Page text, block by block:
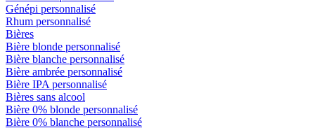
Génépi personnalisé
Rhum personnalisé
Bières
Bière blonde personnalisé
Bière blanche personnalisé
Bière ambrée personnalisé
Bière IPA personnalisé
Bières sans alcool
Bière 0% blonde personnalisé
Bière 0% blanche personnalisé